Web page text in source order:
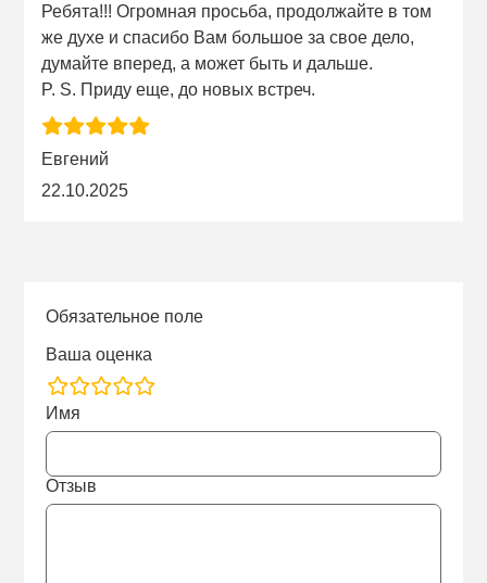
Ребята!!! Огромная просьба, продолжайте в том
же духе и спасибо Вам большое за свое дело,
думайте вперед, а может быть и дальше.
P. S. Приду еще, до новых встреч.
Евгений
22.10.2025
Обязательное поле
Ваша оценка
rating
fields
Имя
Отзыв